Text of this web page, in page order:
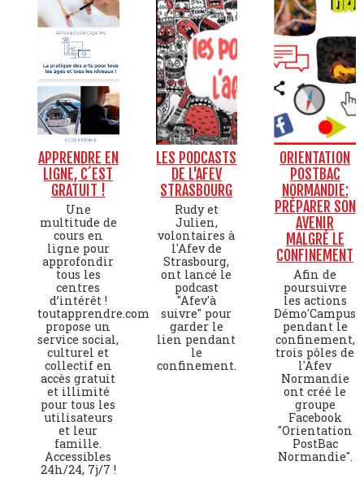
APPRENDRE EN
LIGNE, C´EST
GRATUIT !
Une
multitude de
cours en
ligne pour
approfondir
tous les
centres
d’intérêt !
toutapprendre.com
propose un
service social,
culturel et
collectif en
accès gratuit
et illimité
pour tous les
utilisateurs
et leur
famille.
Accessibles
24h/24, 7j/7 !
LES PODCASTS
DE L'AFEV
STRASBOURG
Rudy et
Julien,
volontaires à
l'Afev de
Strasbourg,
ont lancé le
podcast
"Afev'à
suivre" pour
garder le
lien pendant
le
confinement.
ORIENTATION
POSTBAC
NORMANDIE:
PRÉPARER SON
AVENIR
MALGRÉ LE
CONFINEMENT
Afin de
poursuivre
les actions
Démo'Campus
pendant le
confinement,
trois pôles de
l'Afev
Normandie
ont créé le
groupe
Facebook
"Orientation
PostBac
Normandie".